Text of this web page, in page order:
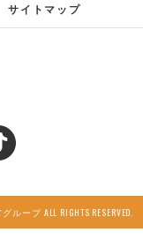
サイトマップ
プ ALL RIGHTS RESERVED.